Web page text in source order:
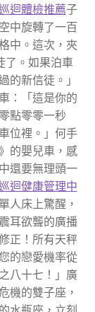
迴體檢推薦子
中旋轉了一百
中。這次，夾
了。如果泊車
的新信徒。」
：「這是你的
點零零一秒
位裡。」何手
的嬰兒車，感
還要無理頭一
迴健康管理中
人床上驚醒，
耳欲聾的廣播
正！所有天秤
的戀愛機率從
八十七！」廣
機的雙子座，